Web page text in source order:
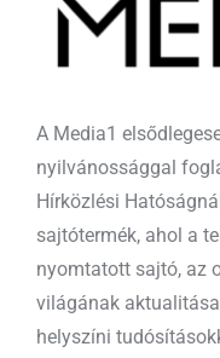
A Media1
nyilvánossággal
Hírközlési
sajtótermék, ahol a
nyomtatott sajtó, az
világának
helyszíni